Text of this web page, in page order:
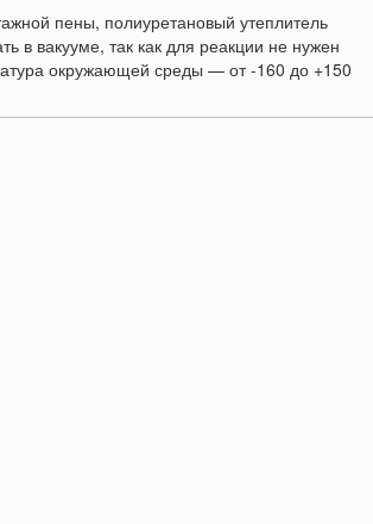
пены, полиуретановый утеплитель
в вакууме, так как для реакции не нужен
окружающей среды — от -160 до +150